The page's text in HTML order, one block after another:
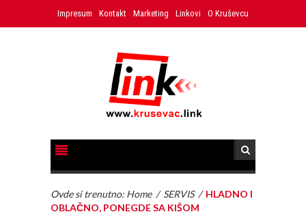
Impresum Kontakt Marketing Linkovi O Kruševcu
Ovde si trenutno: Home / SERVIS / HLADNO I
OBLAČNO, PONEGDE SA KIŠOM